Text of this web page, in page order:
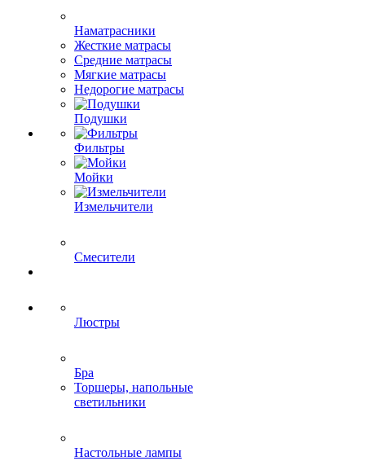
Наматрасники
Жесткие матрасы
Средние матрасы
Мягкие матрасы
Недорогие матрасы
Подушки
Фильтры
Мойки
Измельчители
Смесители
Люстры
Бра
Торшеры, напольные
светильники
Настольные лампы